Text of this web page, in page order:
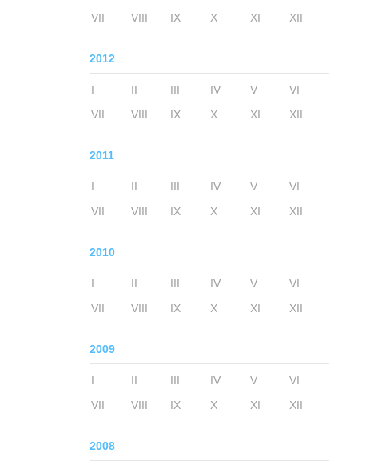
VII
VIII IX X XI XII
2012
I II III IV V
VI
VII
VIII IX X XI XII
2011
I II III IV V
VI
VII
VIII IX X XI XII
2010
I II III IV V
VI
VII
VIII IX X XI XII
2009
I II III IV V
VI
VII
VIII IX X XI XII
2008